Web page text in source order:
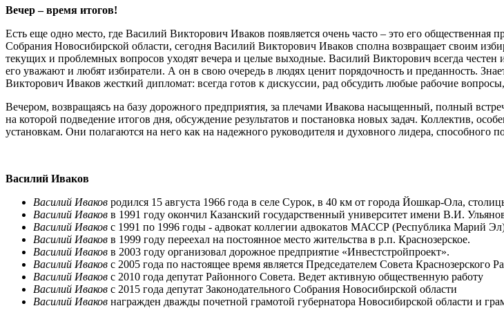
Вечер – время итогов!
Есть еще одно место, где Василий Викторович Иваков появляется очень часто – это его
Собрания Новосибирской области, сегодня Василий Викторович Иваков сполна возвращает своим
текущих и проблемных вопросов уходят вечера и целые выходные. Василий Викторович всегда
его уважают и любят избиратели. А он в свою очередь в людях ценит порядочность и преданность.
Викторович Иваков жесткий дипломат: всегда готов к дискуссии, рад обсудить любые рабочие
Вечером, возвращаясь на базу дорожного предприятия, за плечами Ивакова насыщенный, полный
на которой подведение итогов дня, обсуждение результатов и постановка новых задач. Коллектив,
установкам. Они полагаются на него как на надежного руководителя и духовного лидера, способного
Василий Иваков
Василий Иваков родился 15 августа 1966 года в селе Сурок, в 40 км от города Йошкар-Ола,
Василий Иваков в 1991 году окончил Казанский государственный университет имени В.И.
Василий Иваков с 1991 по 1996 годы - адвокат коллегии адвокатов МАССР (Республика Марий
Василий Иваков в 1999 году переехал на постоянное место жительства в р.п. Краснозерское.
Василий Иваков в 2003 году организовал дорожное предприятие «Инвестстройпроект».
Василий Иваков с 2005 года по настоящее время является Председателем Совета Краснозерского
Василий Иваков с 2010 года депутат Районного Совета. Ведет активную общественную работу
Василий Иваков с 2015 года депутат Законодательного Собрания Новосибирской области
Василий Иваков награжден дважды почетной грамотой губернатора Новосибирской области и